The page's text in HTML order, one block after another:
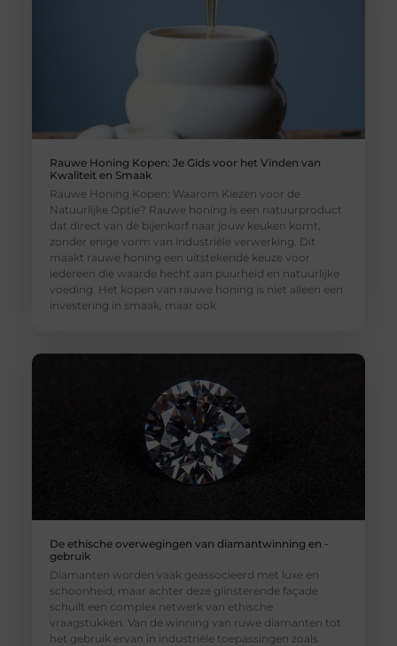
Rauwe Honing Kopen: Je Gids voor het Vinden van
Kwaliteit en Smaak
Rauwe Honing Kopen: Waarom Kiezen voor de
Natuurlijke Optie? Rauwe honing is een natuurproduct
dat direct van de bijenkorf naar jouw keuken komt,
zonder enige vorm van industriële verwerking. Dit
maakt rauwe honing een uitstekende keuze voor
iedereen die waarde hecht aan puurheid en natuurlijke
voeding. Het kopen van rauwe honing is niet alleen een
investering in smaak, maar ook
De ethische overwegingen van diamantwinning en -
gebruik
Diamanten worden vaak geassocieerd met luxe en
schoonheid, maar achter deze glinsterende façade
schuilt een complex netwerk van ethische
vraagstukken. Van de winning van ruwe diamanten tot
het gebruik ervan in industriële toepassingen zoals